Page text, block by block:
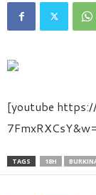
[youtube
TAGS 18H